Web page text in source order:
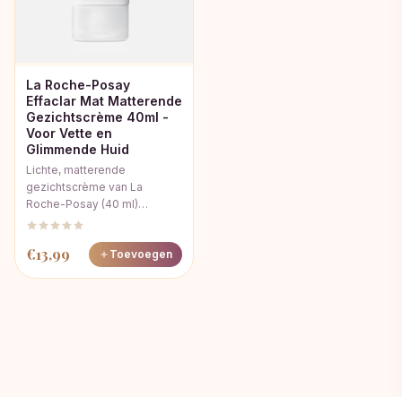
La Roche-Posay
Effaclar Mat Matterende
Gezichtscrème 40ml -
Voor Vette en
Glimmende Huid
Lichte, matterende
gezichtscrème van La
Roche-Posay (40 ml)…
€13,99 Toevoegen